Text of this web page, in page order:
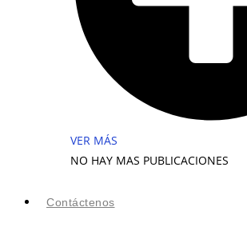
VER MÁS
NO HAY MAS PUBLICACIONES
Contáctenos